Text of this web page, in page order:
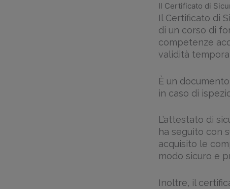
Il Certificato di
Il Certificato di
di un corso di
competenze
validità
È un
in caso di
L’attestato di
ha seguito con
acquisito le
modo sicuro e
Inoltre, il